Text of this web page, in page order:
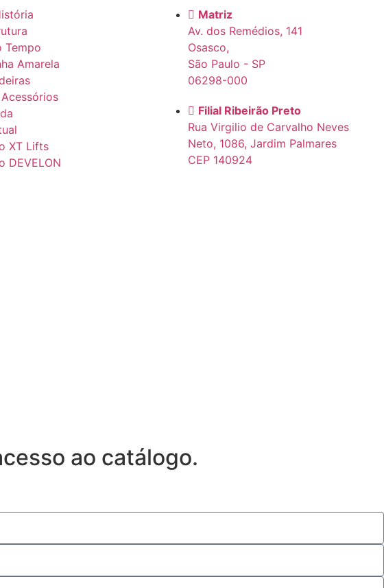
Tempo
Amarela
XT Lifts
DEVELON
Matriz
Av. dos Remédios, 141
Osasco,
São Paulo - SP
06298-000
Filial Ribeirão Preto
Rua Virgilio de Carvalho Neves
Neto, 1086, Jardim Palmares
CEP 140924
ao catálogo.